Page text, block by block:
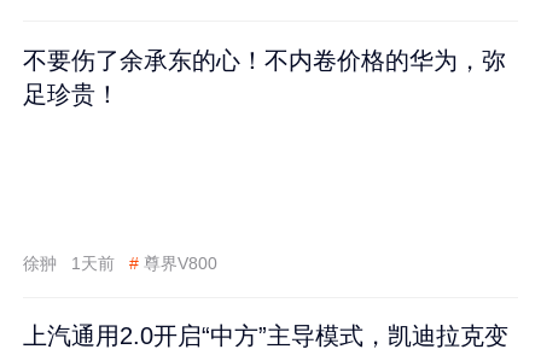
不要伤了余承东的心！不内卷价格的华为，弥
足珍贵！
徐翀 1天前 # 尊界V800
上汽通用2.0开启“中方”主导模式，凯迪拉克变